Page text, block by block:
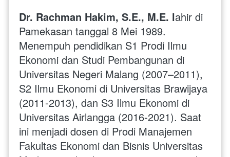
Dr. Rachman Hakim, S.E., M.E. lahir di
Pamekasan tanggal 8 Mei 1989.
Menempuh pendidikan S1 Prodi Ilmu
Ekonomi dan Studi Pembangunan di
Universitas Negeri Malang (2007–2011),
S2 Ilmu Ekonomi di Universitas Brawijaya
(2011-2013), dan S3 Ilmu Ekonomi di
Universitas Airlangga (2016-2021). Saat
ini menjadi dosen di Prodi Manajemen
Fakultas Ekonomi dan Bisnis Universitas